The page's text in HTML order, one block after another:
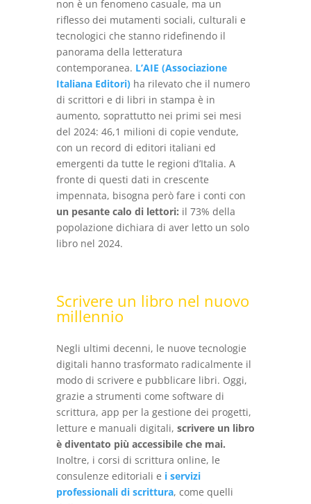
non è un fenomeno casuale, ma un
riflesso dei mutamenti sociali, culturali e
tecnologici che stanno ridefinendo il
panorama della letteratura
contemporanea. L’AIE (Associazione
Italiana Editori)ha rilevato che il numero
di scrittori e di libri in stampa è in
aumento, soprattutto nei primi sei mesi
del 2024: 46,1 milioni di copie vendute,
con un record di editori italiani ed
emergenti da tutte le regioni d’Italia. A
fronte di questi dati in crescente
impennata, bisogna però fare i conti con
un pesante calo di lettori: il 73% della
popolazione dichiara di aver letto un solo
libro nel 2024.
Scrivere un libro nel nuovo
millennio
Negli ultimi decenni, le nuove tecnologie
digitali hanno trasformato radicalmente il
modo di scrivere e pubblicare libri. Oggi,
grazie a strumenti come software di
scrittura, app per la gestione dei progetti,
letture e manuali digitali, scrivere un libro
è diventato più accessibile che mai.
Inoltre, i corsi di scrittura online, le
consulenze editoriali e i servizi
professionali di scrittura, come quelli